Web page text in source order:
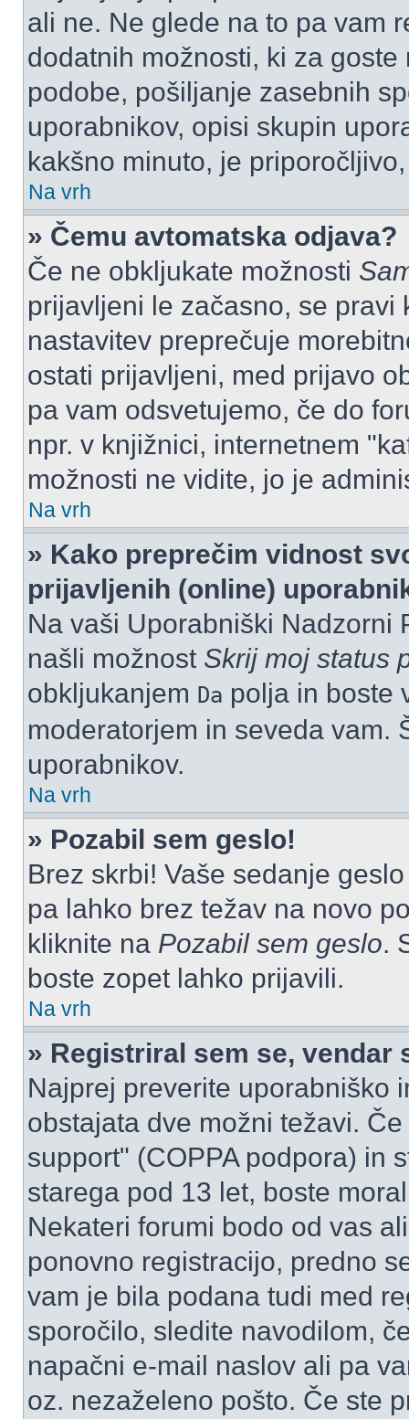
ali ne. Ne glede na to pa vam
dodatnih možnosti, ki za
podobe, pošiljanje zasebnih
uporabnikov, opisi skupin
kakšno minuto, je
Na vrh
» Čemu avtomatska odjava?
Če ne obkljukate možnosti
prijavljeni le začasno, se pravi
nastavitev preprečuje
ostati prijavljeni, med prijavo
pa vam odsvetujemo, če do
npr. v knjižnici, internetnem
možnosti ne vidite, jo je
Na vrh
» Kako preprečim vidnost
prijavljenih (online)
Na vaši Uporabniški Nadzorni
našli možnost Skrij moj status
obkljukanjem Da polja in boste
moderatorjem in seveda vam.
uporabnikov.
Na vrh
» Pozabil sem geslo!
Brez skrbi! Vaše sedanje
pa lahko brez težav na novo
kliknite na Pozabil sem geslo.
boste zopet lahko prijavili.
Na vrh
» Registriral sem se, vendar
Najprej preverite uporabniško
obstajata dve možni težavi.
support" (COPPA podpora) in
starega pod 13 let, boste
Nekateri forumi bodo od vas
ponovno registracijo, predno
vam je bila podana tudi med
sporočilo, sledite navodilom,
napačni e-mail naslov ali pa
oz. nezaželeno pošto. Če ste